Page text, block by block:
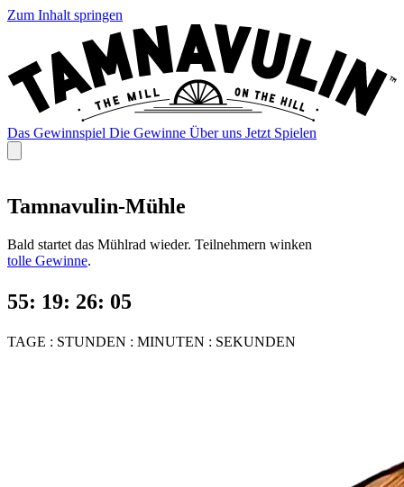
Zum Inhalt springen
Das Gewinnspiel Die Gewinne Über uns Jetzt Spielen
Tamnavulin-Mühle
Bald startet das Mühlrad wieder. Teilnehmern winken
tolle Gewinne.
: : :
TAGE : STUNDEN : MINUTEN : SEKUNDEN